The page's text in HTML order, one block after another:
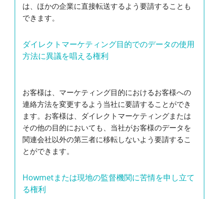
は、ほかの企業に直接転送するよう要請することも
できます。
ダイレクトマーケティング目的でのデータの使用
方法に異議を唱える権利
お客様は、マーケティング目的におけるお客様への
連絡方法を変更するよう当社に要請することができ
ます。お客様は、ダイレクトマーケティングまたは
その他の目的においても、当社がお客様のデータを
関連会社以外の第三者に移転しないよう要請するこ
とができます。
Howmetまたは現地の監督機関に苦情を申し立て
る権利